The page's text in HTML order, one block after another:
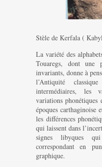
Stèle de Kerfala (
La variété des
Touaregs, dont une
invariants, donne à
l’Antiquité
intermédiaires, les
variations phonétiques
époques carthaginoise
les différences
qui laissent dans
signes libyques
correspondant en
graphique.